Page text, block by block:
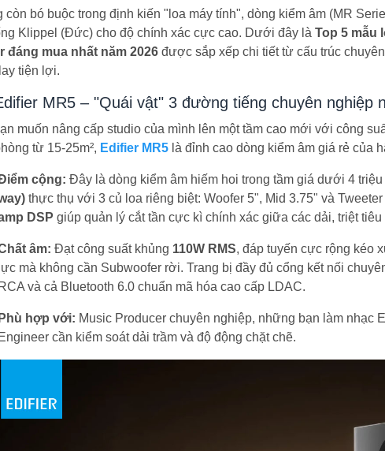
còn bó buộc trong định kiến "loa máy tính", dòng kiểm âm (MR
Klippel (Đức) cho độ chính xác cực cao. Dưới đây là Top 5 mẫu
đáng mua nhất năm 2026 được sắp xếp chi tiết từ cấu trúc
tiện lợi.
MR5 – "Quái vật" 3 đường tiếng chuyên nghiệp
muốn nâng cấp studio của mình lên một tầm cao mới với công
từ 15-25m², Edifier MR5 là đỉnh cao dòng kiểm âm giá rẻ của
cộng: Đây là dòng kiểm âm hiếm hoi trong tầm giá dưới 4
thực thụ với 3 củ loa riêng biệt: Woofer 5", Mid 3.75" và
DSP giúp quản lý cắt tần cực kì chính xác giữa các dải, triệt
âm: Đạt công suất khủng 110W RMS, đáp tuyến cực rộng kéo
mà không cần Subwoofer rời. Trang bị đầy đủ cổng kết nối
và cả Bluetooth 6.0 chuẩn mã hóa cao cấp LDAC.
hợp với: Music Producer chuyên nghiệp, những bạn làm nhạc
cần kiểm soát dải trầm và độ động chặt chẽ.